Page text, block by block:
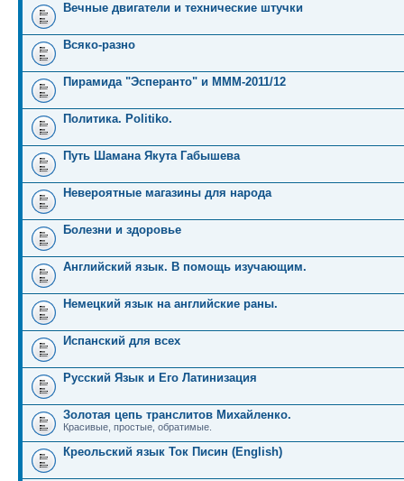
Вечные двигатели и технические штучки
Всяко-разно
Пирамида "Эсперанто" и MMM-2011/12
Политика. Politiko.
Путь Шамана Якута Габышева
Невероятные магазины для народа
Болезни и здоровье
Английский язык. В помощь изучающим.
Немецкий язык на английские раны.
Испанский для всех
Русский Язык и Его Латинизация
Золотая цепь транслитов Михайленко.
Красивые, простые, обратимые.
Креольский язык Ток Писин (English)